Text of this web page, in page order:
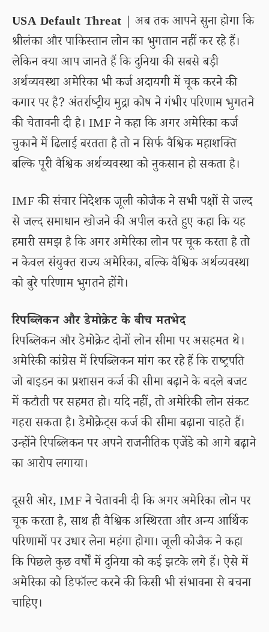
USA Default Threat | अब तक आपने सुना होगा कि
श्रीलंका और पाकिस्तान लोन का भुगतान नहीं कर रहे हैं।
लेकिन क्या आप जानते हैं कि दुनिया की सबसे बड़ी
अर्थव्यवस्था अमेरिका भी कर्ज अदायगी में चूक करने की
कगार पर है? अंतर्राष्ट्रीय मुद्रा कोष ने गंभीर परिणाम भुगतने
की चेतावनी दी है। IMF ने कहा कि अगर अमेरिका कर्ज
चुकाने में ढिलाई बरतता है तो न सिर्फ वैश्विक महाशक्ति
बल्कि पूरी वैश्विक अर्थव्यवस्था को नुकसान हो सकता है।
IMF की संचार निदेशक जूली कोजैक ने सभी पक्षों से जल्द
से जल्द समाधान खोजने की अपील करते हुए कहा कि यह
हमारी समझ है कि अगर अमेरिका लोन पर चूक करता है तो
न केवल संयुक्त राज्य अमेरिका, बल्कि वैश्विक अर्थव्यवस्था
को बुरे परिणाम भुगतने होंगे।
रिपब्लिकन और डेमोक्रेट के बीच मतभेद
रिपब्लिकन और डेमोक्रेट दोनों लोन सीमा पर असहमत थे।
अमेरिकी कांग्रेस में रिपब्लिकन मांग कर रहे हैं कि राष्ट्रपति
जो बाइडन का प्रशासन कर्ज की सीमा बढ़ाने के बदले बजट
में कटौती पर सहमत हो। यदि नहीं, तो अमेरिकी लोन संकट
गहरा सकता है। डेमोक्रेट्स कर्ज की सीमा बढ़ाना चाहते हैं।
उन्होंने रिपब्लिकन पर अपने राजनीतिक एजेंडे को आगे बढ़ाने
का आरोप लगाया।
दूसरी ओर, IMF ने चेतावनी दी कि अगर अमेरिका लोन पर
चूक करता है, साथ ही वैश्विक अस्थिरता और अन्य आर्थिक
परिणामों पर उधार लेना महंगा होगा। जूली कोजैक ने कहा
कि पिछले कुछ वर्षों में दुनिया को कई झटके लगे हैं। ऐसे में
अमेरिका को डिफॉल्ट करने की किसी भी संभावना से बचना
चाहिए।